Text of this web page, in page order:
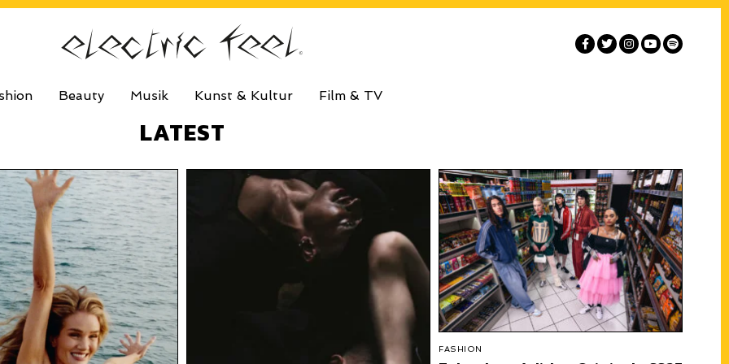
Beauty Musik Kunst & Kultur Film & TV
LATEST
FASHION